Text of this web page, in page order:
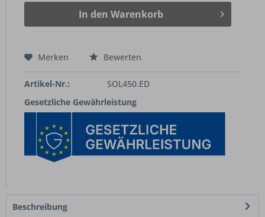
In den Warenkorb
Merken Bewerten
Artikel-Nr.:
SOL450.ED
Gesetzliche Gewährleistung
Beschreibung